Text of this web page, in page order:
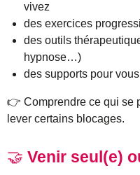
vivez
des exercices
des outils
hypnose…)
des supports pour
👉 Comprendre ce qui se
lever certains blocages.
🤝 Venir seul(e)